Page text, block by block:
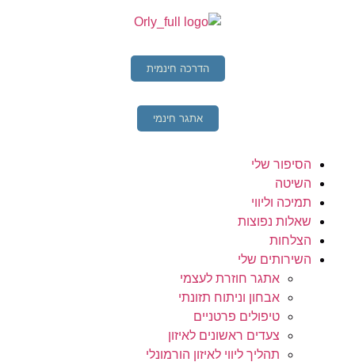
הדרכה חינמית
אתגר חינמי
הסיפור שלי
השיטה
תמיכה וליווי
שאלות נפוצות
הצלחות
השירותים שלי
אתגר חוזרת לעצמי
אבחון וניתוח תזונתי
טיפולים פרטניים
צעדים ראשונים לאיזון
תהליך ליווי לאיזון הורמונלי